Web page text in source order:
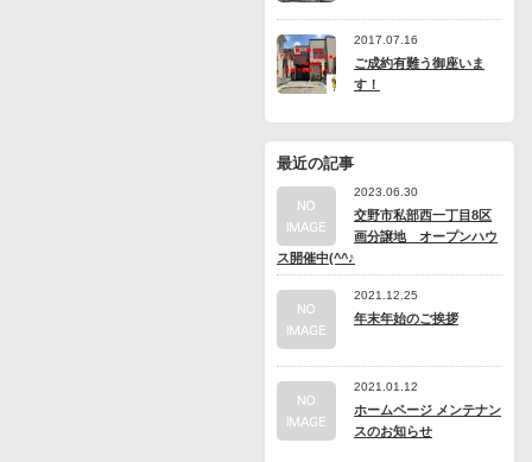
2017.07.16
ご成約有難う御座いま
す！
最近の記事
2023.06.30
交野市私部西一丁目8区
画分譲地 オープンハウ
ス開催中(^^♪
2021.12.25
年末年始のご挨拶
2021.01.12
ホームページ メンテナン
スのお知らせ